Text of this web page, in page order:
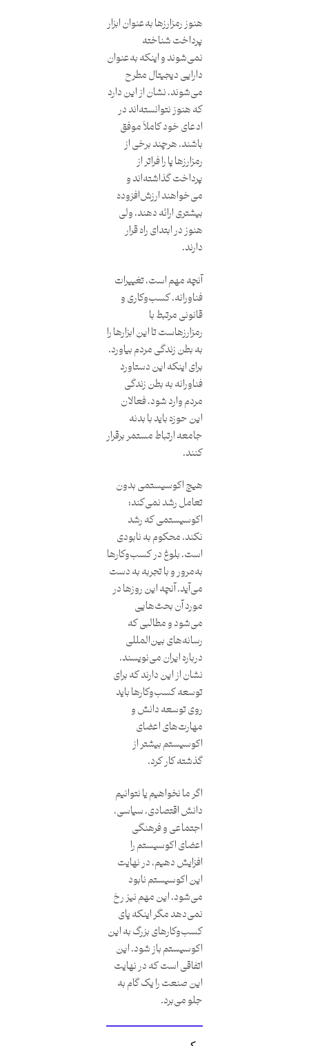
هنوز رمزارزها به‌عنوان ابزار
پرداخت شناخته
نمی‌شوند و اینکه به‌عنوان
دارایی دیجیتال مطرح
می‌شوند، نشان از این دارد
که هنوز نتوانسته‌اند در
ادعای خود کاملاً موفق
باشند. هرچند برخی از
رمزارزها پا را فراتر از
پرداخت گذاشته‌اند و
می‌خواهند ارزش‌افزوده
بیشتری ارائه دهند، ولی
هنوز در ابتدای راه قرار
دارند.
آنچه مهم است، تغییرات
فناورانه، کسب‌وکاری و
قانونی مرتبط با
رمزارزهاست تا این ابزارها را
به بطن زندگی مردم بیاورد.
برای اینکه این دستاورد
فناورانه به بطن زندگی
مردم وارد شود، فعالان
این حوزه باید با بدنه
جامعه ارتباط مستمر برقرار
کنند.
هیچ اکوسیستمی بدون
تعامل رشد نمی‌کند؛
اکوسیستمی که رشد
نکند، محکوم به نابودی
است. بلوغ در کسب‌وکارها
به‌مرور و با تجربه به دست
می‌آید. آنچه این روزها در
مورد آن بحث‌هایی
می‌شود و مطالبی که
رسانه‌های بین‌المللی
درباره ایران می‌نویسند،
نشان از این دارند که برای
توسعه کسب‌وکارها باید
روی توسعه دانش و
مهارت‌های اعضای
اکوسیستم بیشتر از
گذشته کار کرد.
اگر ما نخواهیم یا نتوانیم
دانش اقتصادی، سیاسی،
اجتماعی و فرهنگی
اعضای اکوسیستم را
افزایش دهیم، در نهایت
این اکوسیستم نابود
می‌شود. این مهم نیز رخ
نمی‌دهد مگر اینکه پای
کسب‌وکارهای بزرگ به این
اکوسیستم باز شود. این
اتفاقی است که در نهایت
این صنعت را یک گام به
جلو می‌برد.